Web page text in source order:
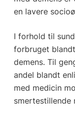
en lavere
I forhold til
forbruget
demens. Til
andel blandt
med medicin
smertestillende